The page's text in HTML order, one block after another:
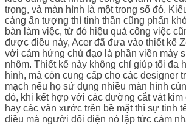
trọng, và màn hình là một trong số đó.
càng ấn tượng thì tinh thần cũng phấn
bàn làm việc, từ đó hiệu quả công việc
được điều này, Acer đã đưa vào thiết kế
với cảm hứng chủ đạo là phần viền máy
nhôm. Thiết kế này không chỉ giúp tối đa
hình, mà còn cung cấp cho các designer
mạch nếu họ sử dụng nhiều màn hình
đó, khi kết hợp với các đường cắt vát
hay các vân xước trên bề mặt thì sự tinh
điều mà người đối diện nó lập tức cảm